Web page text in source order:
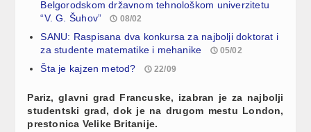
Belgorodskom državnom tehnološkom univerzitetu
“V. G. Šuhov”
08/02
SANU: Raspisana dva konkursa za najbolji doktorat i
za studente matematike i mehanike
05/02
Šta je kajzen metod? 22/09
Pariz, glavni grad Francuske, izabran je za najbolji
studentski grad, dok je na drugom mestu London,
prestonica Velike Britanije.